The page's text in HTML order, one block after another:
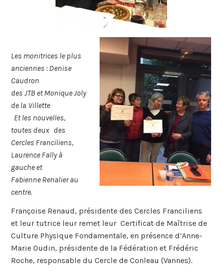
Les monitrices le plus
anciennes : Denise
Caudron
des JTB et Monique Joly
de la Villette
Et les nouvelles,
toutes deux des
Cercles Franciliens,
Laurence Fally à
gauche et
Fabienne Renalier au
centre.
Françoise Renaud, présidente des Cercles Franciliens
et leur tutrice leur remet leur Certificat de Maîtrise de
Culture Physique Fondamentale, en présence d’Anne-
Marie Oudin, présidente de la Fédération et Frédéric
Roche, responsable du Cercle de Conleau (Vannes).